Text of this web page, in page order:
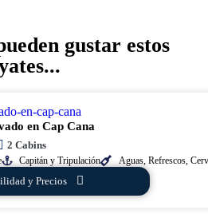
gustar estos
en Cap Cana
2 Cabins
Capitán y Tripulación Aguas, Refrescos,
y Precios